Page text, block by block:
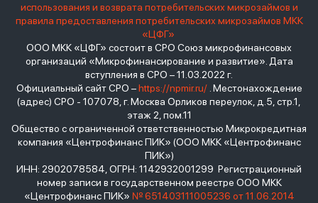
использования и возврата потребительских микрозаймов и
правила предоставления потребительских микрозаймов МКК
«ЦФГ»
ООО МКК «ЦФГ» состоит в СРО Союз микрофинансовых
организаций «Микрофинансирование и развитие». Дата
вступления в СРО – 11.03.2022 г.
Официальный сайт СРО –https://npmir.ru/. Местонахождение
(адрес) СРО - 107078, г. Москва Орликов переулок, д.5, стр.1,
этаж 2, пом.11
Общество с ограниченной ответственностью Микрокредитная
компания «Центрофинанс ПИК» (ООО МКК «Центрофинанс
ПИК»)
ИНН: 2902078584, ОГРН: 1142932001299 Регистрационный
номер записи в государственном реестре ООО МКК
«Центрофинанс ПИК» № 651403111005236 от 11.06.2014